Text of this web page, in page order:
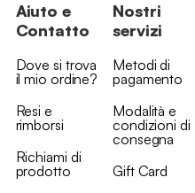
Aiuto e
Contatto
Dove si trova
il mio ordine?
Resi e
rimborsi
Richiami di
prodotto
Nostri
servizi
Metodi di
pagamento
Modalità e
condizioni di
consegna
Gift Card